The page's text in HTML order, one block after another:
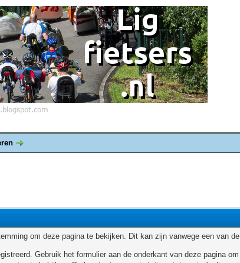
om deze pagina te bekijken. Dit kan zijn vanwege een van
Gebruik het formulier aan de onderkant van deze pagina